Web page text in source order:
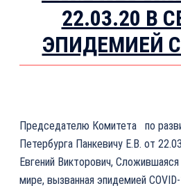
22.03.20 В
ЭПИДЕМИЕЙ
Председателю Комитета по
Петербурга Панкевичу Е.В. от
Евгений Викторович,
мире, вызванная эпидемией